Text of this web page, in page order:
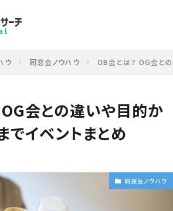
ウ 同窓会ノウハウ OB会とは？ OG会と
会との違いや目的か
でイベントまとめ
同窓会ノウハウ